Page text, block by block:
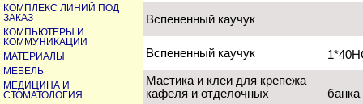
КОМПЛЕКС ЛИНИЙ ПОД
ЗАКАЗ
КОМПЬЮТЕРЫ И
КОММУНИКАЦИИ
МАТЕРИАЛЫ
МЕБЕЛЬ
МЕДИЦИНА И
СТОМАТОЛОГИЯ
Вспененный каучук
Вспененный каучук
Мастика и клеи для крепежа
кафеля и отделочных
банка